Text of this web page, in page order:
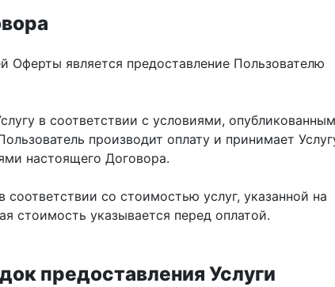
Оферты является предоставление Пользователю
в соответствии с условиями, опубликованным
производит оплату и принимает
настоящего Договора.
соответствии со стоимостью услуг, указанной на
стоимость указывается перед оплатой.
предоставления Услуги